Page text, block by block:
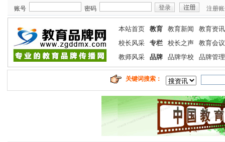
账号 密码 注册
本站首页 教育 教育新闻
教育资讯
校长风采
专栏 校长之声
教育会议
教师风采
品牌 品牌学校 品牌管理
关键词搜索：